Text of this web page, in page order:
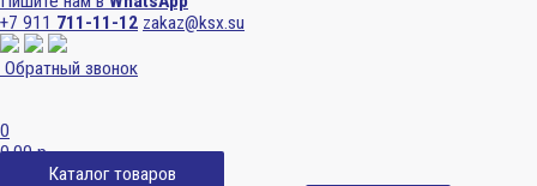
+7 911 711-11-12 zakaz@ksx.su
Обратный звонок
0
0,00р.
Каталог товаров